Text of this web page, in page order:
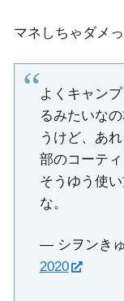
マネしちゃダメ
よくキャン
るみたいな
うけど、あ
部のコーテ
そうゆう使
な。
— シヲンき
2020